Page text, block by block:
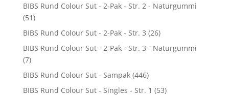
BIBS Rund Colour Sut - 2-Pak - Str. 2 - Naturgummi
(51)
BIBS Rund Colour Sut - 2-Pak - Str. 3 (26)
BIBS Rund Colour Sut - 2-Pak - Str. 3 - Naturgummi
(7)
BIBS Rund Colour Sut - Sampak (446)
BIBS Rund Colour Sut - Singles - Str. 1 (53)